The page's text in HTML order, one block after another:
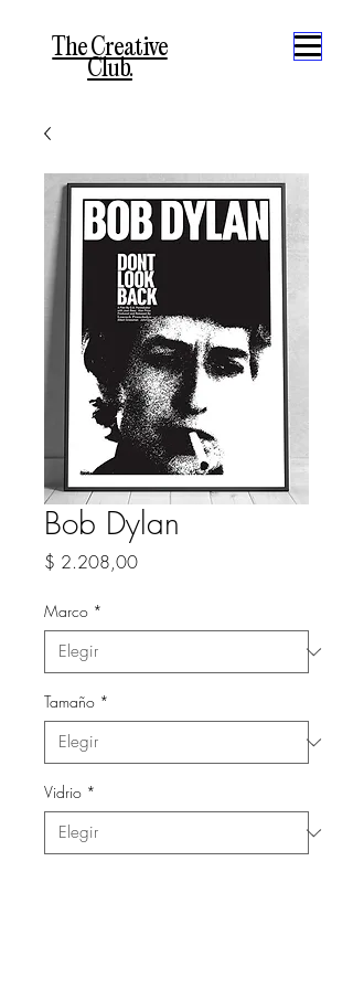
The Creative
Club.
Bob Dylan
$ 2.208,00Precio
Marco *
Tamaño *
Vidrio *